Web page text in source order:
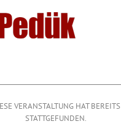
VERANSTALTUNG HAT BEREITS
STATTGEFUNDEN.